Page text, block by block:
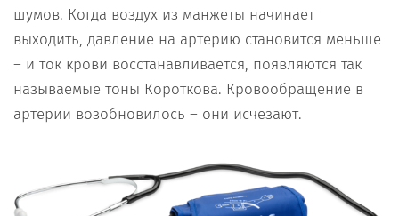
шумов. Когда воздух из манжеты начинает
выходить, давление на артерию становится меньше
– и ток крови восстанавливается, появляются так
называемые тоны Короткова. Кровообращение в
артерии возобновилось – они исчезают.